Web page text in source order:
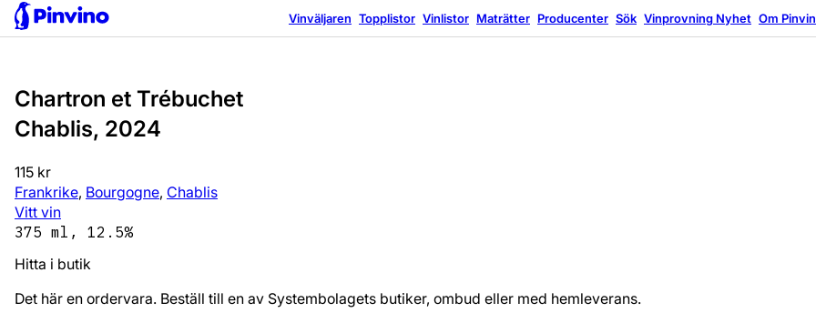
Vinväljaren Topplistor Vinlistor Maträtter Producenter Sök Vinprovning Nyhet Om
Chartron et Trébuchet
Chablis, 2024
115 kr
Frankrike, Bourgogne, Chablis
Vitt vin
375 ml, 12.5%
Hitta i butik
Det här en ordervara. Beställ till en av Systembolagets butiker, ombud eller med hemleverans.